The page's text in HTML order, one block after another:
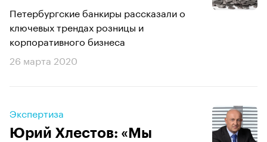
Петербургские банкиры рассказали о
ключевых трендах розницы и
корпоративного бизнеса
26 марта 2020
Экспертиза
Юрий Хлестов: «Мы